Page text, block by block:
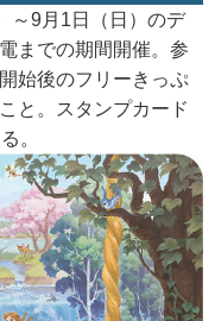
～9月1日（日）のデ
までの期間開催。参
始後のフリーきっぷ
と。スタンプカード
。